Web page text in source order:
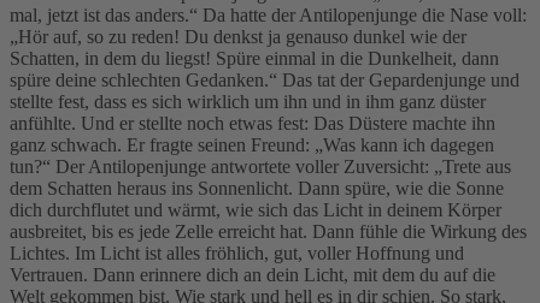
mal, jetzt ist das anders.“ Da hatte der Antilopenjunge die Nase voll:
„Hör auf, so zu reden! Du denkst ja genauso dunkel wie der
Schatten, in dem du liegst! Spüre einmal in die Dunkelheit, dann
spüre deine schlechten Gedanken.“ Das tat der Gepardenjunge und
stellte fest, dass es sich wirklich um ihn und in ihm ganz düster
anfühlte. Und er stellte noch etwas fest: Das Düstere machte ihn
ganz schwach. Er fragte seinen Freund: „Was kann ich dagegen
tun?“ Der Antilopenjunge antwortete voller Zuversicht: „Trete aus
dem Schatten heraus ins Sonnenlicht. Dann spüre, wie die Sonne
dich durchflutet und wärmt, wie sich das Licht in deinem Körper
ausbreitet, bis es jede Zelle erreicht hat. Dann fühle die Wirkung des
Lichtes. Im Licht ist alles fröhlich, gut, voller Hoffnung und
Vertrauen. Dann erinnere dich an dein Licht, mit dem du auf die
Welt gekommen bist. Wie stark und hell es in dir schien. So stark,